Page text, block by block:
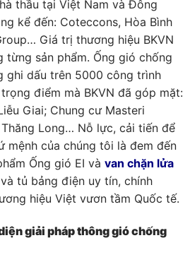
thầu tại Việt Nam và Đông
kể đến: Coteccons, Hòa Bình
Giá trị thương hiệu BKVN
sản phẩm. Ống gió chống
ghi dấu trên 5000 công trình
điểm mà BKVN đã góp mặt:
Giai; Chung cư Masteri
Long… Nỗ lực, cải tiến để
mệnh của chúng tôi là đem đến
Ống gió EI và van chặn lửa
tủ bảng điện uy tín, chính
hiệu Việt vươn tầm Quốc tế.
giải pháp thông gió chống